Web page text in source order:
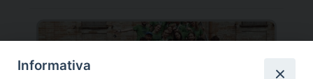
Informativa